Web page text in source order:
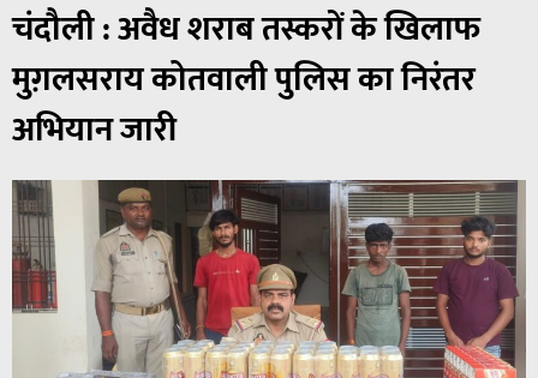
चंदौली : अवैध शराब तस्करों के खिलाफ
मुग़लसराय कोतवाली पुलिस का निरंतर
अभियान जारी